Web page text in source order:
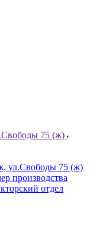
75 (ж)
ул.Свободы 75 (ж)
производства
отдел